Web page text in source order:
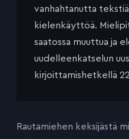
vanhahtanutta
kielenkäyttöä.
saatossa muuttua ja
uudelleenkatselun
kirjoittamishetkellä
Rautamiehen keksijästä